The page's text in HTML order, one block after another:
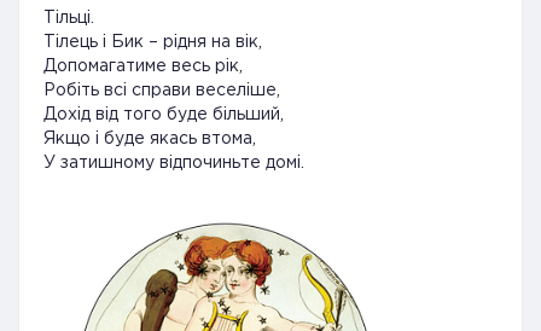
Тільці.
Тілець і Бик – рідня на вік,
Допомагатиме весь рік,
Робіть всі справи веселіше,
Дохід від того буде більший,
Якщо і буде якась втома,
У затишному відпочиньте домі.